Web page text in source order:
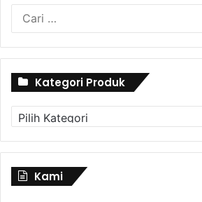
Kategori Produk
Kategori
Produk
Kami